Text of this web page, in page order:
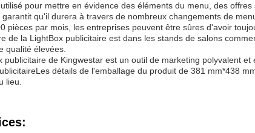
pour mettre en évidence des éléments du menu, des
qu'il durera à travers de nombreux changements de
pièces par mois, les entreprises peuvent être sûres d'avoir
de la LightBox publicitaire est dans les stands de salons
qualité élevées.
publicitaire de Kingwestar est un outil de marketing polyvalent
détails de l'emballage du produit de 381 mm*438
lieu.